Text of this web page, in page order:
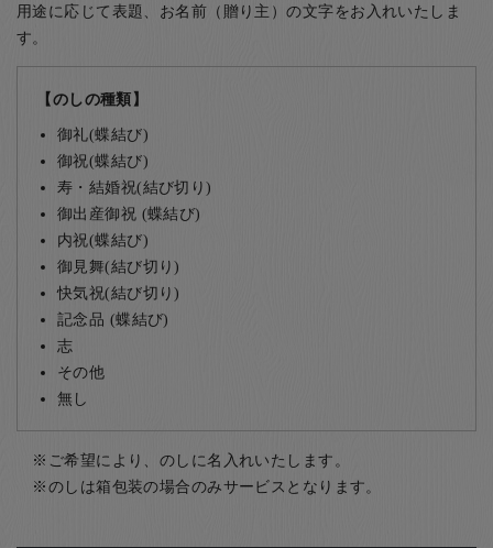
用途に応じて表題、お名前（贈り主）の文字をお入れいたしま
す。
【のしの種類】
御礼(蝶結び)
御祝(蝶結び)
寿・結婚祝(結び切り)
御出産御祝 (蝶結び)
内祝(蝶結び)
御見舞(結び切り)
快気祝(結び切り)
記念品 (蝶結び)
志
その他
無し
ご希望により、のしに名入れいたします。
のしは箱包装の場合のみサービスとなります。